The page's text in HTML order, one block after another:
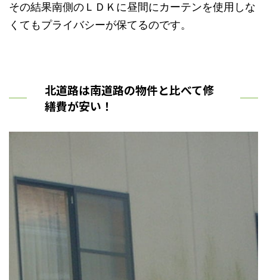
その結果南側のＬＤＫに昼間にカーテンを使用しな
くてもプライバシーが保てるのです。
北道路は南道路の物件と比べて修
繕費が安い！